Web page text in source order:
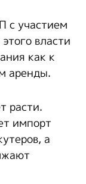
с участием
власти
как к
аренды.
расти.
импорт
а